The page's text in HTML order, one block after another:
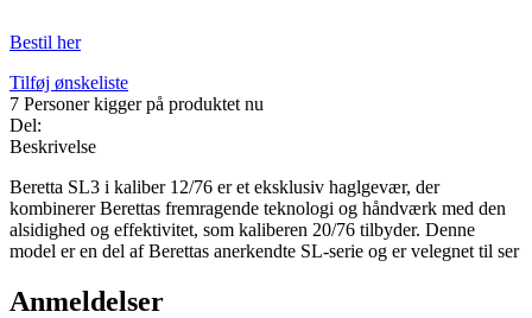
Bestil her
Tilføj ønskeliste
7 Personer kigger på produktet nu
Del:
Beskrivelse
Beretta SL3 i kaliber 12/76 er et eksklusiv haglgevær, der
kombinerer Berettas fremragende teknologi og håndværk med den
alsidighed og effektivitet, som kaliberen 20/76 tilbyder. Denne
model er en del af Berettas anerkendte SL-serie og er velegnet til ser
Anmeldelser